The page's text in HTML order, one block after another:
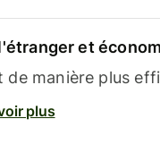
et
manière plus
plus